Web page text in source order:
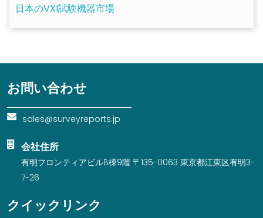
日本のVXI試験機器市場
お問い合わせ
sales@surveyreports.jp
会社住所
有明フロンティアビルB棟9階 〒135-0063 東京都江東区有明3-
7-26
クイックリンク